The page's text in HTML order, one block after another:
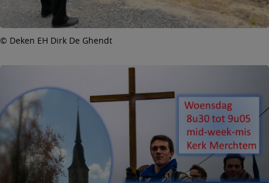
© Deken EH Dirk De Ghendt